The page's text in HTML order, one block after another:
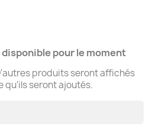
pour le moment
produits seront affichés
qu'ils seront ajoutés.